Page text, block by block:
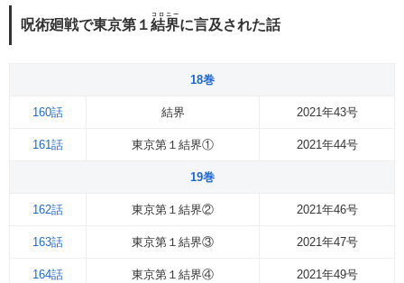
呪術廻戦で東京第１結界
コロニー
に言及された話
18巻
160話 結界 2021年43号
161話 東京第１結界① 2021年44号
19巻
162話 東京第１結界② 2021年46号
163話 東京第１結界③ 2021年47号
164話 東京第１結界④ 2021年49号